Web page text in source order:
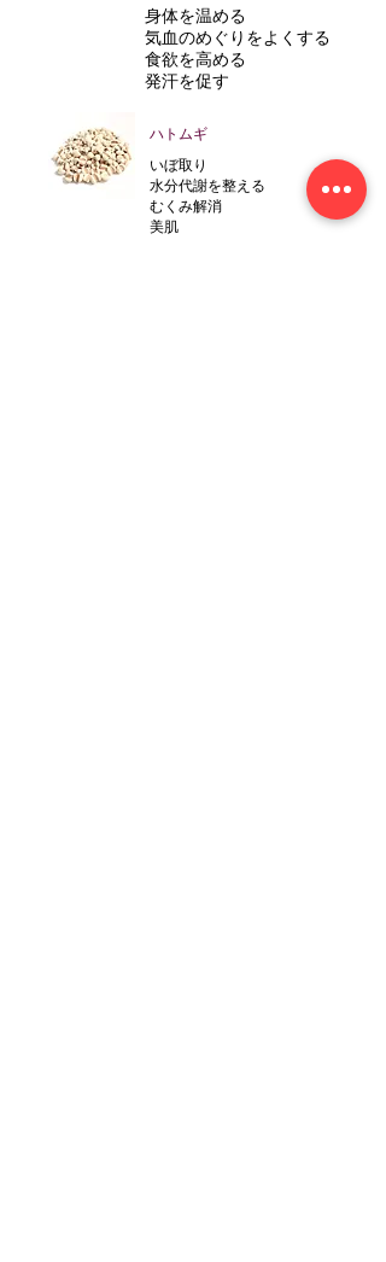
身体を温める
気血のめぐりをよくする
食欲を高める
発汗を促す
ハトムギ
いぼ取り
水分代謝を整える
むくみ解消
美肌